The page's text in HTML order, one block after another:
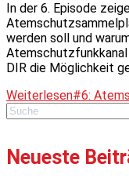
In der 6. Episode
werden soll und
DIR die Möglichkeit
Weiterlesen#6:
Neueste